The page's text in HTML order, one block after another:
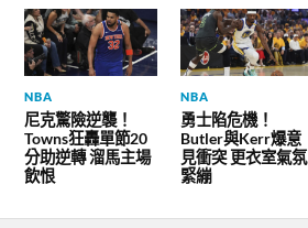
NBA
尼克驚險逆襲！
Towns狂轟單節20
分助逆轉 溜馬主場
飲恨
NBA
勇士陷危機！
Butler與Kerr爆意
見衝突 更衣室氣氛
緊繃